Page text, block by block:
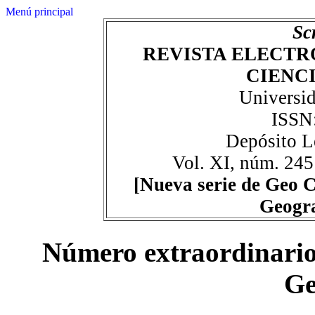
Menú principal
REVISTA
Depósito
Vol. XI, núm.
[Nueva serie de Geo
Número